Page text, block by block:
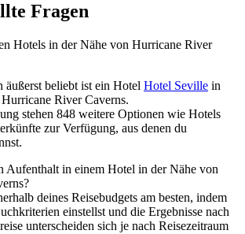
Fragen
Hotels in der Nähe von Hurricane River
äußerst beliebt ist ein Hotel Hotel Seville in
River Caverns.
stehen 848 weitere Optionen wie Hotels
zur Verfügung, aus denen du
Aufenthalt in einem Hotel in der Nähe von
deines Reisebudgets am besten, indem
einstellst und die Ergebnisse nach
unterscheiden sich je nach Reisezeitraum